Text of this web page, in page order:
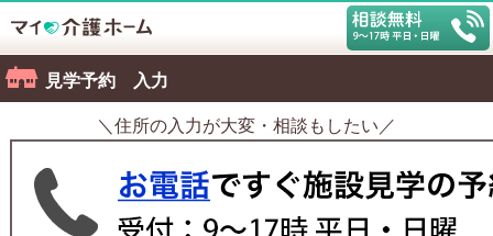
見学予約 入力
＼住所の入力が大変・相談もしたい／